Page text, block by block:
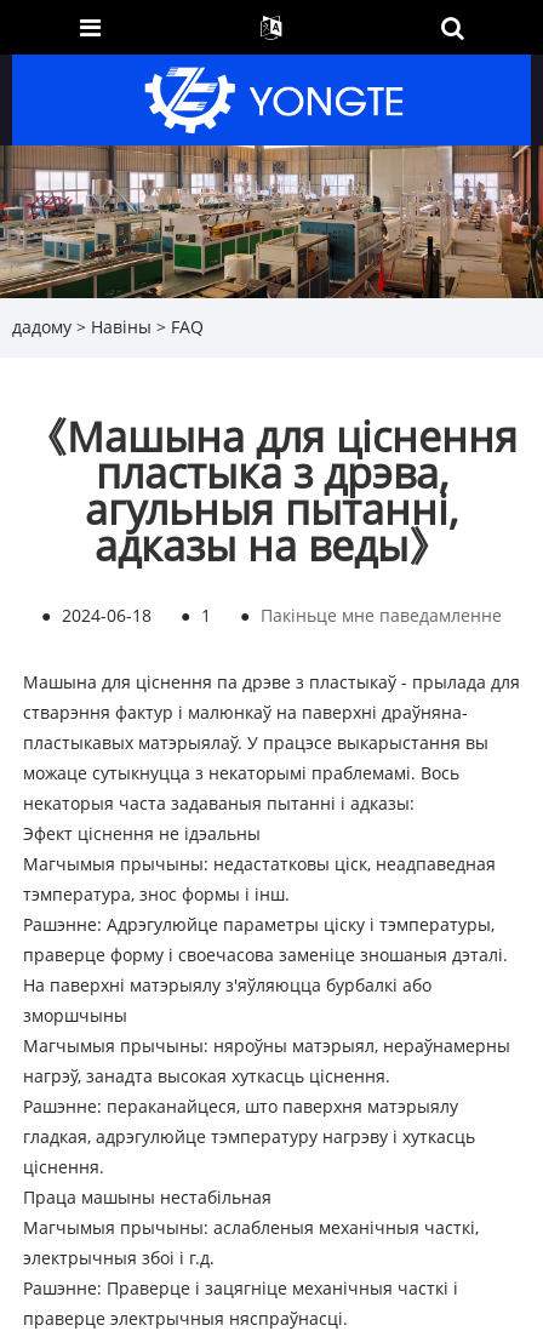
дадому > Навіны > FAQ
《Машына для ціснення
пластыка з дрэва,
агульныя пытанні,
адказы на веды》
● 2024-06-18 ● 1 ● Пакіньце мне паведамленне
Машына для ціснення па дрэве з пластыкаў - прылада для
стварэння фактур і малюнкаў на паверхні драўняна-
пластыкавых матэрыялаў. У працэсе выкарыстання вы
можаце сутыкнуцца з некаторымі праблемамі. Вось
некаторыя часта задаваныя пытанні і адказы:
Эфект ціснення не ідэальны
Магчымыя прычыны: недастатковы ціск, неадпаведная
тэмпература, знос формы і інш.
Рашэнне: Адрэгулюйце параметры ціску і тэмпературы,
праверце форму і своечасова заменіце зношаныя дэталі.
На паверхні матэрыялу з'яўляюцца бурбалкі або
зморшчыны
Магчымыя прычыны: няроўны матэрыял, нераўнамерны
нагрэў, занадта высокая хуткасць ціснення.
Рашэнне: пераканайцеся, што паверхня матэрыялу
гладкая, адрэгулюйце тэмпературу нагрэву і хуткасць
ціснення.
Праца машыны нестабільная
Магчымыя прычыны: аслабленыя механічныя часткі,
электрычныя збоі і г.д.
Рашэнне: Праверце і зацягніце механічныя часткі і
праверце электрычныя няспраўнасці.